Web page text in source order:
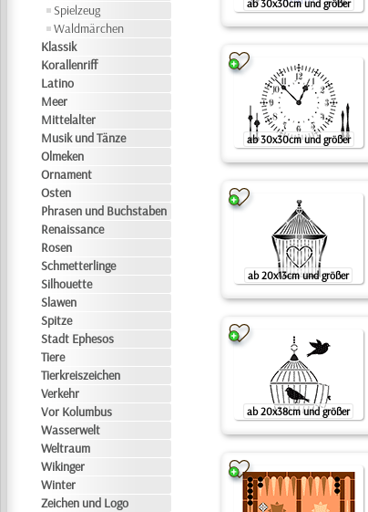
Spielzeug
Waldmärchen
Klassik
Korallenriff
Latino
Meer
Mittelalter
Musik und Tänze
Olmeken
Ornament
Osten
Phrasen und Buchstaben
Renaissance
Rosen
Schmetterlinge
Silhouette
Slawen
Spitze
Stadt Ephesos
Tiere
Tierkreiszeichen
Verkehr
Vor Kolumbus
Wasserwelt
Weltraum
Wikinger
Winter
Zeichen und Logo
ab 30x30cm und größer
ab 30x30cm und größer
ab 20x13cm und größer
ab 20x38cm und größer